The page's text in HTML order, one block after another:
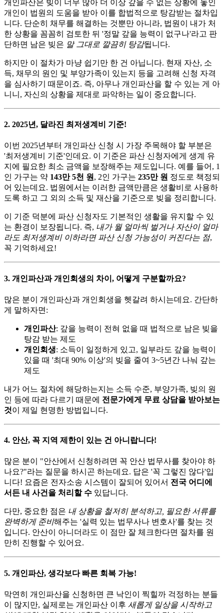
개인파산은 빚이 너무 많아 더 이상 갚을 수 없는 상황에 놓인
개인이 법원의 도움을 받아 이를 합법적으로 탕감받는 절차입
니다. 단순히 채무를 해결하는 것뿐만 아니라, 법원이 내가 처
한 상황을 꼼꼼히 검토한 뒤 '정말 갚을 능력이 없구나'라고 판
단하면 남은 빚은 말 그대로 깔끔히 탕감됩니다.
하지만 이 절차가 마냥 쉽기만 한 건 아닙니다. 현재 자산, 소
득, 채무의 원인 및 부양가족이 있는지 등을 고려해 신청 자격
을 심사하기 때문이죠. 즉, 아무나 개인파산을 할 수 있는 게 아
니니, 자신의 상황을 제대로 파악하는 일이 중요합니다.
2. 2025년, 달라진 최저생계비 기준!
이번 2025년부터 개인파산 신청 시 가장 주목해야 할 부분은
'최저생계비 기준'인데요. 이 기준은 파산 신청자에게 생계 유
지에 필요한 최소 금액을 보장해주는 제도입니다. 예를 들어, 1
인 가구는 약 143만 5천 원 , 2인 가구는 235만 원 정도로 책정되
어 있는데요. 법원에서는 이러한 금액만큼은 생활비로 사용하
도록 하고 그 외의 소득 및 재산을 기준으로 빚을 정리합니다.
이 기준 덕분에 파산 신청자도 기본적인 생활을 유지할 수 있
는 환경이 보장됩니다. 즉, 내가 월 얼마씩 벌거나 자산이 얼마
라도 최저생계비 이하라면 파산 신청 가능성이 커진다는 점,
꼭 기억하세요!
3. 개인파산과 개인회생의 차이, 어떻게 구분할까요?
많은 분이 개인파산과 개인회생을 헷갈려 하시는데요. 간단하
게 말하자면:
개인파산: 갚을 능력이 전혀 없을 때 법적으로 남은 빚을
탕감 받는 제도
개인회생: 소득이 일정하게 있고, 일부라도 갚을 능력이
있을 때 '최대 90% 이상'의 빚을 줄여 3~5년간 나눠 갚는
제도
내가 어느 절차에 해당하는지는 소득 수준, 부양가족, 빚의 원
인 등에 따라 다르기 때문에 전문가에게 무료 상담을 받아보는
것이 제일 현명한 방법입니다.
4. 안산, 꼭 지역 제한이 있는 건 아니랍니다!
많은 분이 "안산에서 신청하려면 꼭 안산 법무사를 찾아야 하
나요?"라는 질문을 하시곤 하는데요. 답은 '꼭 그렇진 않다'입
니다! 요즘은 전자소송 시스템이 잘되어 있어서 전국 어디에
서든 내 사건을 처리할 수 있답니다.
다만, 중요한 점은 내 상황을 철저히 분석하고, 필요한 서류를
완벽하게 준비해주는 '실력 있는 법무사나 변호사'를 찾는 것
입니다. 안산이 아니더라도 이 점만 잘 체크한다면 절차를 원
만히 진행할 수 있어요.
5. 개인파산, 생각보다 빠른 회복 가능!
막연히 개인파산을 신청하면 큰 낙인이 찍힐까 걱정하는 분들
이 많지만, 실제로는 개인파산 이후 새롭게 일상을 시작하고